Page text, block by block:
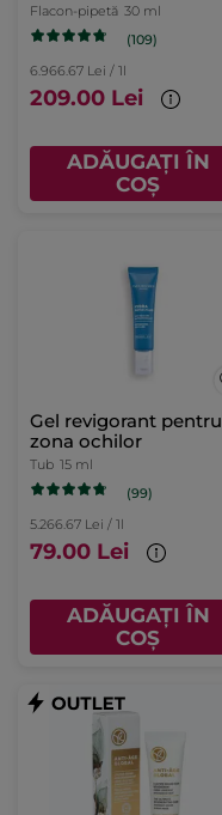
Flacon-pipetă 30 ml
(109)
6.966.67 Lei / 1l
209.00 Lei
ADĂUGAȚI ÎN
COȘ
Gel revigorant pentru
zona ochilor
Tub 15 ml
(99)
5.266.67 Lei / 1l
79.00 Lei
ADĂUGAȚI ÎN
COȘ